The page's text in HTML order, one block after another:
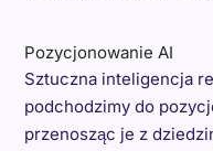
Pozycjonowanie AI
Sztuczna inteligencja
podchodzimy do
przenosząc je z